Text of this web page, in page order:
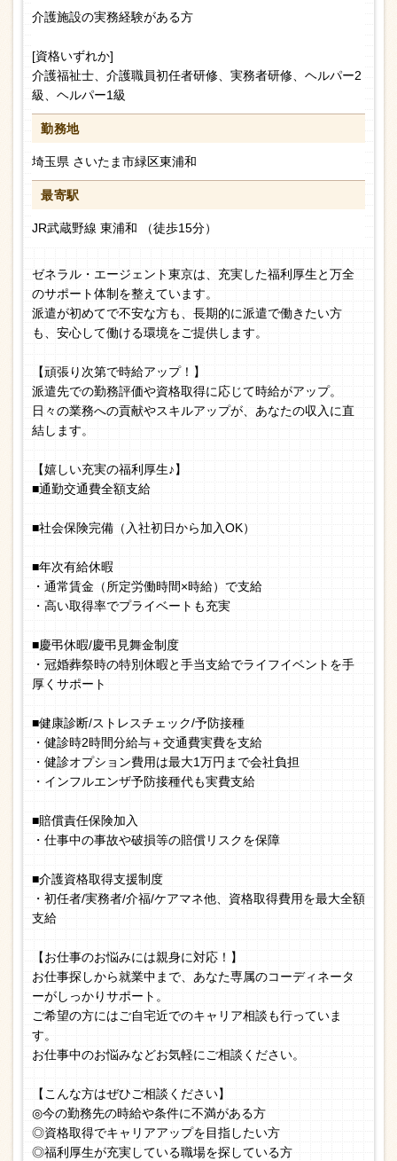
介護施設の実務経験がある方
[資格いずれか]
介護福祉士、介護職員初任者研修、実務者研修、ヘルパー2
級、ヘルパー1級
勤務地
埼玉県 さいたま市緑区東浦和
最寄駅
JR武蔵野線 東浦和 （徒歩15分）
ゼネラル・エージェント東京は、充実した福利厚生と万全
のサポート体制を整えています。
派遣が初めてで不安な方も、長期的に派遣で働きたい方
も、安心して働ける環境をご提供します。
【頑張り次第で時給アップ！】
派遣先での勤務評価や資格取得に応じて時給がアップ。
日々の業務への貢献やスキルアップが、あなたの収入に直
結します。
【嬉しい充実の福利厚生♪】
■通勤交通費全額支給
■社会保険完備（入社初日から加入OK）
■年次有給休暇
・通常賃金（所定労働時間×時給）で支給
・高い取得率でプライベートも充実
■慶弔休暇/慶弔見舞金制度
・冠婚葬祭時の特別休暇と手当支給でライフイベントを手
厚くサポート
■健康診断/ストレスチェック/予防接種
・健診時2時間分給与＋交通費実費を支給
・健診オプション費用は最大1万円まで会社負担
・インフルエンザ予防接種代も実費支給
■賠償責任保険加入
・仕事中の事故や破損等の賠償リスクを保障
■介護資格取得支援制度
・初任者/実務者/介福/ケアマネ他、資格取得費用を最大全額
支給
【お仕事のお悩みには親身に対応！】
お仕事探しから就業中まで、あなた専属のコーディネータ
ーがしっかりサポート。
ご希望の方にはご自宅近でのキャリア相談も行っていま
す。
お仕事中のお悩みなどお気軽にご相談ください。
【こんな方はぜひご相談ください】
◎今の勤務先の時給や条件に不満がある方
◎資格取得でキャリアアップを目指したい方
◎福利厚生が充実している職場を探している方